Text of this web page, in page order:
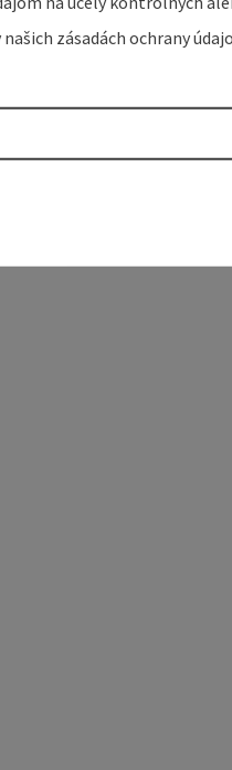
zásadách ochrany